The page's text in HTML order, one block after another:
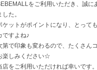
をご利用いただき、誠に
た。
ケットがポイントになり、とって
ですよね♪
第で印象も変わるので、たくさん
楽しみください☆
店をご利用いただければ幸いです。